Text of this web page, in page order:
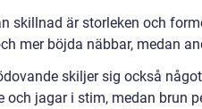
skillnad är storleken och
mer böjda näbbar, medan
skiljer sig också
och jagar i stim, medan brun